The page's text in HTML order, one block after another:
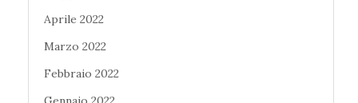
Aprile 2022
Marzo 2022
Febbraio 2022